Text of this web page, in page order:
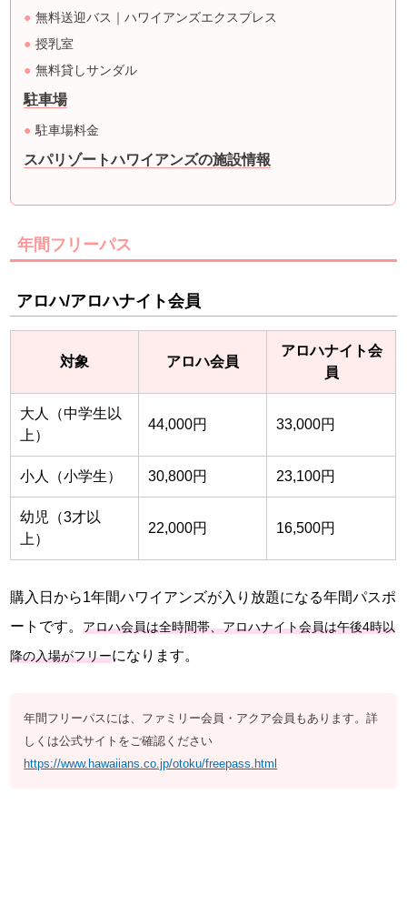
無料送迎バス｜ハワイアンズエクスプレス
授乳室
無料貸しサンダル
駐車場
駐車場料金
スパリゾートハワイアンズの施設情報
年間フリーパス
アロハ/アロハナイト会員
対象 アロハ会員
アロハナイト会
員
大人（中学生以
上）
44,000円 33,000円
小人（小学生） 30,800円 23,100円
幼児（3才以
上）
22,000円 16,500円
購入日から1年間ハワイアンズが入り放題になる年間パスポ
ートです。アロハ会員は全時間帯、アロハナイト会員は午後4時以
降の入場がフリーになります。
年間フリーパスには、ファミリー会員・アクア会員もあります。詳
しくは公式サイトをご確認ください
https://www.hawaiians.co.jp/otoku/freepass.html